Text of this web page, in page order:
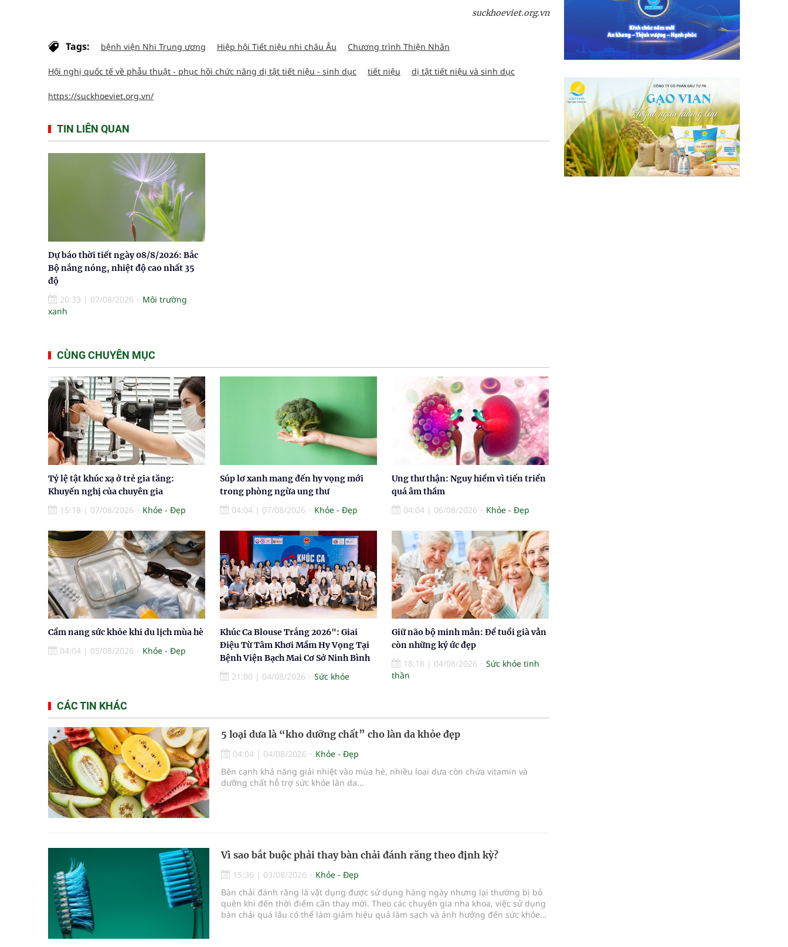
suckhoeviet.org.vn
Tags: bệnh viện Nhi Trung ương Hiệp hội Tiết niệu nhi châu Âu Chương trình Thiện Nhân
Hội nghị quốc tế về phẫu thuật - phục hồi chức năng dị tật tiết niệu - sinh dục tiết niệu dị tật tiết niệu và sinh dục
https://suckhoeviet.org.vn/
TIN LIÊN QUAN
Dự báo thời tiết ngày 08/8/2026: Bắc
Bộ nắng nóng, nhiệt độ cao nhất 35
độ
20:33 | 07/08/2026
Môi trường
xanh
CÙNG CHUYÊN MỤC
Tỷ lệ tật khúc xạ ở trẻ gia tăng:
Khuyến nghị của chuyên gia
15:18 | 07/08/2026 Khỏe - Đẹp
Súp lơ xanh mang đến hy vọng mới
trong phòng ngừa ung thư
04:04 | 07/08/2026 Khỏe - Đẹp
Ung thư thận: Nguy hiểm vì tiến triển
quá âm thầm
04:04 | 06/08/2026 Khỏe - Đẹp
Cẩm nang sức khỏe khi du lịch mùa hè
04:04 | 05/08/2026 Khỏe - Đẹp
Khúc Ca Blouse Trắng 2026": Giai
Điệu Từ Tâm Khơi Mầm Hy Vọng Tại
Bệnh Viện Bạch Mai Cơ Sở Ninh Bình
21:00 | 04/08/2026 Sức khỏe
Giữ não bộ minh mẫn: Để tuổi già vẫn
còn những ký ức đẹp
18:18 | 04/08/2026
Sức khỏe tinh
thần
CÁC TIN KHÁC
5 loại dưa là “kho dưỡng chất” cho làn da khỏe đẹp
04:04 | 04/08/2026
Khỏe - Đẹp
Bên cạnh khả năng giải nhiệt vào mùa hè, nhiều loại dưa còn chứa vitamin và
dưỡng chất hỗ trợ sức khỏe làn da...
Vì sao bắt buộc phải thay bàn chải đánh răng theo định kỳ?
15:36 | 03/08/2026
Khỏe - Đẹp
Bàn chải đánh răng là vật dụng được sử dụng hàng ngày nhưng lại thường bị bỏ
quên khi đến thời điểm cần thay mới. Theo các chuyên gia nha khoa, việc sử dụng
bàn chải quá lâu có thể làm giảm hiệu quả làm sạch và ảnh hưởng đến sức khỏe